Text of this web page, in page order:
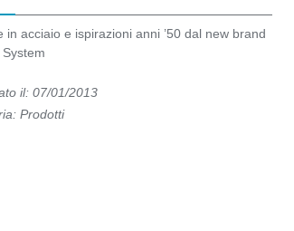
in acciaio e ispirazioni anni ’50 dal new brand
il: 07/01/2013
Prodotti